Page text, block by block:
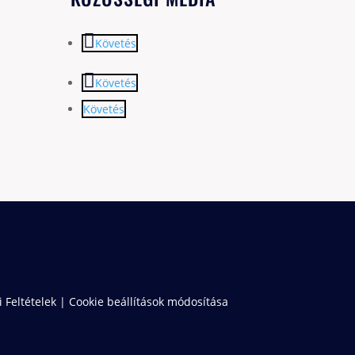
Követés
Követés
Követés
Feltételek | Cookie beállítások módosítása